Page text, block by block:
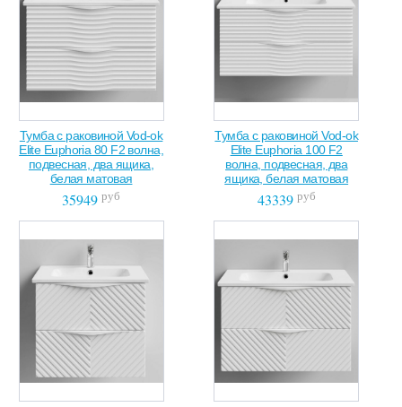
Тумба с раковиной Vod-ok
Elite Euphoria 80 F2 волна,
подвесная, два ящика,
белая матовая
35949 руб
Тумба с раковиной Vod-ok
Elite Euphoria 100 F2
волна, подвесная, два
ящика, белая матовая
43339 руб